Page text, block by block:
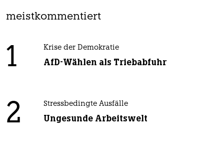
meistkommentiert
1 Krise der Demokratie
AfD-Wählen als Triebabfuhr
2 Stressbedingte Ausfälle
Ungesunde Arbeitswelt